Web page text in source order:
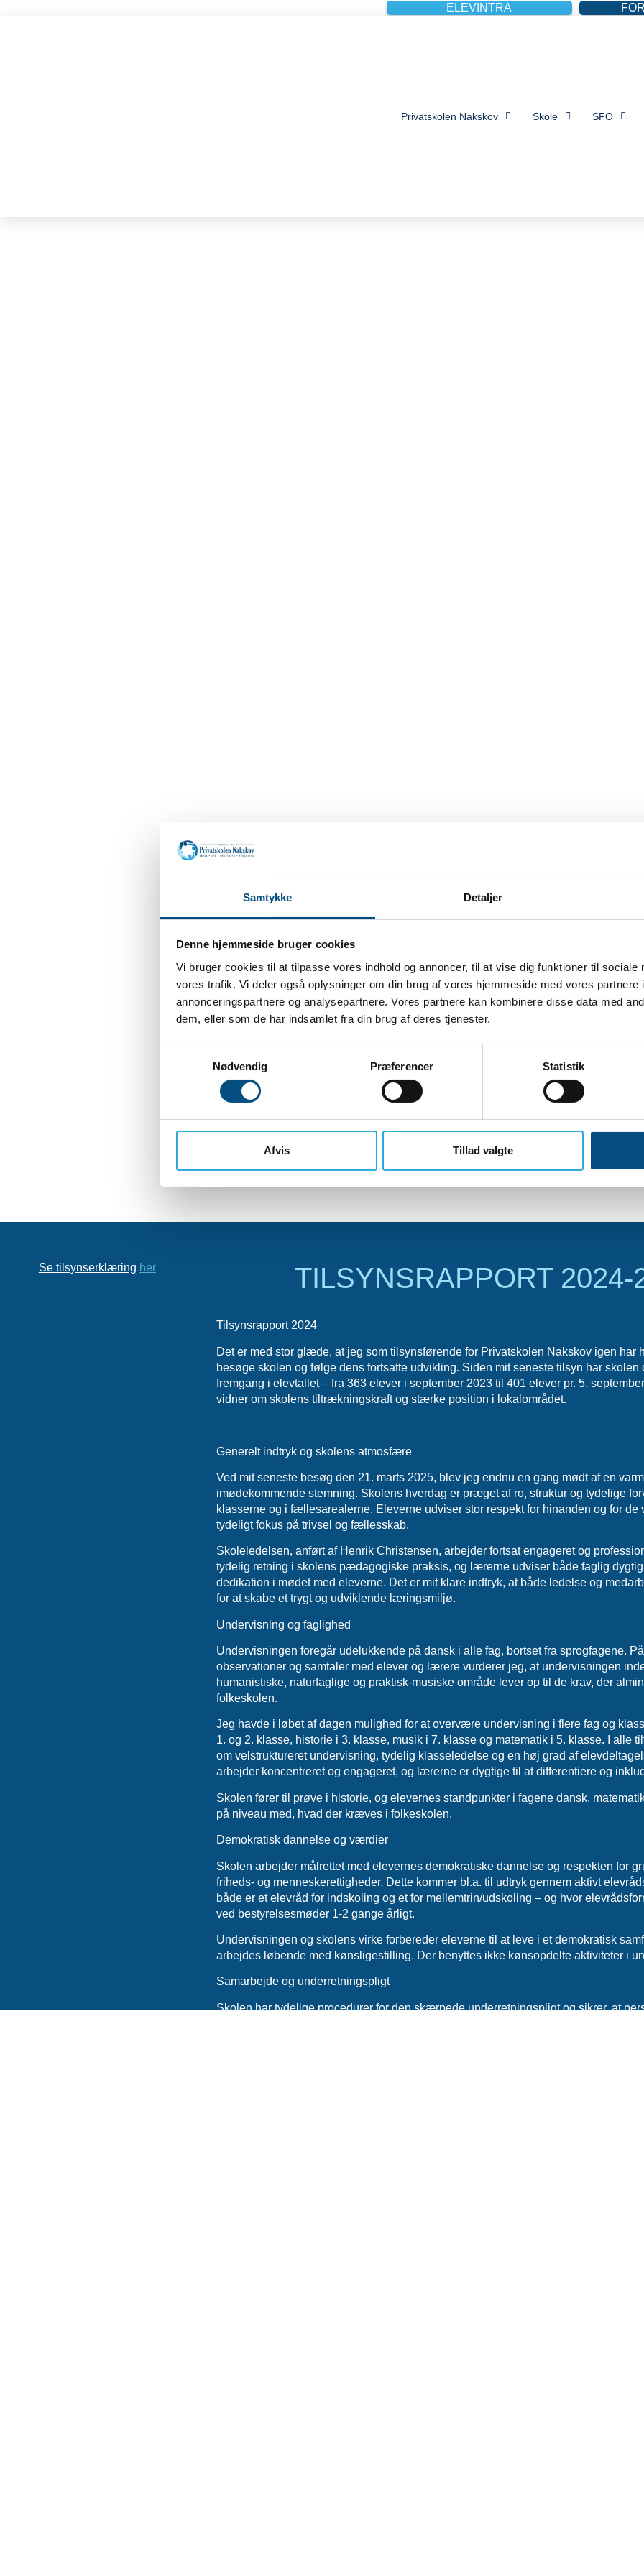
Samtykke Detaljer
Denne hjemmeside bruger cookies
Vi bruger cookies til at tilpasse vores indhold og annoncer, til at vise dig funktioner til sociale
vores trafik. Vi deler også oplysninger om din brug af vores hjemmeside med vores partnere
annonceringspartnere og analysepartnere. Vores partnere kan kombinere disse data med
dem, eller som de har indsamlet fra din brug af deres tjenester.
Nødvendig
Præferencer Statistik
Afvis Tillad valgte
ELEVINTRA
Privatskolen Nakskov Skole SFO
Se tilsynserklæring her TILSYNSRAPPORT 2024-
Tilsynsrapport 2024
Det er med stor glæde, at jeg som tilsynsførende for Privatskolen Nakskov igen har
besøge skolen og følge dens fortsatte udvikling. Siden mit seneste tilsyn har skolen
fremgang i elevtallet – fra 363 elever i september 2023 til 401 elever pr. 5.
vidner om skolens tiltrækningskraft og stærke position i lokalområdet.
Generelt indtryk og skolens atmosfære
Ved mit seneste besøg den 21. marts 2025, blev jeg endnu en gang mødt af en
imødekommende stemning. Skolens hverdag er præget af ro, struktur og tydelige
klasserne og i fællesarealerne. Eleverne udviser stor respekt for hinanden og for de
tydeligt fokus på trivsel og fællesskab.
Skoleledelsen, anført af Henrik Christensen, arbejder fortsat engageret og
tydelig retning i skolens pædagogiske praksis, og lærerne udviser både faglig
dedikation i mødet med eleverne. Det er mit klare indtryk, at både ledelse og
for at skabe et trygt og udviklende læringsmiljø.
Undervisning og faglighed
Undervisningen foregår udelukkende på dansk i alle fag, bortset fra sprogfagene.
observationer og samtaler med elever og lærere vurderer jeg, at undervisningen
humanistiske, naturfaglige og praktisk-musiske område lever op til de krav, der
folkeskolen.
Jeg havde i løbet af dagen mulighed for at overvære undervisning i flere fag og
1. og 2. klasse, historie i 3. klasse, musik i 7. klasse og matematik i 5. klasse. I alle
om velstruktureret undervisning, tydelig klasseledelse og en høj grad af
arbejder koncentreret og engageret, og lærerne er dygtige til at differentiere og
Skolen fører til prøve i historie, og elevernes standpunkter i fagene dansk,
på niveau med, hvad der kræves i folkeskolen.
Demokratisk dannelse og værdier
Skolen arbejder målrettet med elevernes demokratiske dannelse og respekten for
friheds- og menneskerettigheder. Dette kommer bl.a. til udtryk gennem aktivt
både er et elevråd for indskoling og et for mellemtrin/udskoling – og hvor
ved bestyrelsesmøder 1-2 gange årligt.
Undervisningen og skolens virke forbereder eleverne til at leve i et demokratisk
arbejdes løbende med kønsligestilling. Der benyttes ikke kønsopdelte aktiviteter i
Samarbejde og underretningspligt
Skolen har tydelige procedurer for den skærpede underretningspligt og sikrer, at